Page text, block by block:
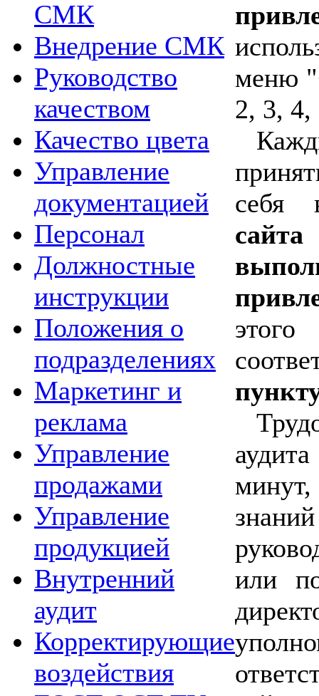
СМК
Внедрение СМК
Руководство
качеством
Качество цвета
Управление
документацией
Персонал
Должностные
инструкции
Положения о
подразделениях
Маркетинг и
реклама
Управление
продажами
Управление
продукцией
Внутренний
аудит
Корректирующие
воздействия
меню "
2, 3,
себя
или